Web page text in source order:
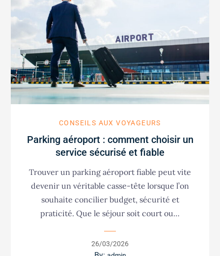
CONSEILS AUX VOYAGEURS
Parking aéroport : comment choisir un
service sécurisé et fiable
Trouver un parking aéroport fiable peut vite
devenir un véritable casse-tête lorsque l’on
souhaite concilier budget, sécurité et
praticité. Que le séjour soit court ou…
Posted
26/03/2026